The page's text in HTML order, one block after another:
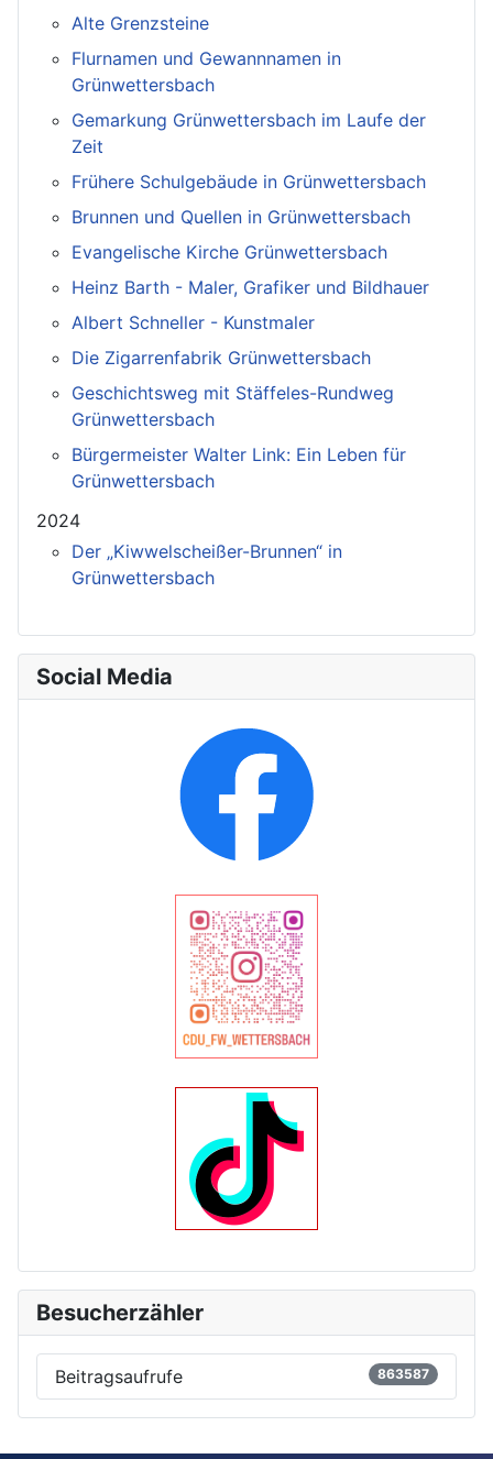
Alte Grenzsteine
Flurnamen und Gewannnamen in
Grünwettersbach
Gemarkung Grünwettersbach im Laufe der
Zeit
Frühere Schulgebäude in Grünwettersbach
Brunnen und Quellen in Grünwettersbach
Evangelische Kirche Grünwettersbach
Heinz Barth - Maler, Grafiker und Bildhauer
Albert Schneller - Kunstmaler
Die Zigarrenfabrik Grünwettersbach
Geschichtsweg mit Stäffeles-Rundweg
Grünwettersbach
Bürgermeister Walter Link: Ein Leben für
Grünwettersbach
2024
Der „Kiwwelscheißer-Brunnen“ in
Grünwettersbach
Social Media
Besucherzähler
Beitragsaufrufe 863587